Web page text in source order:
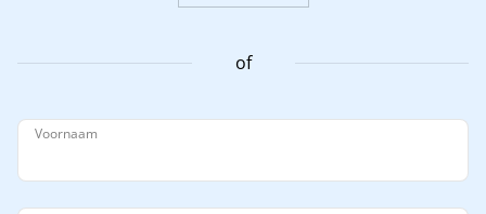
of
Voornaam